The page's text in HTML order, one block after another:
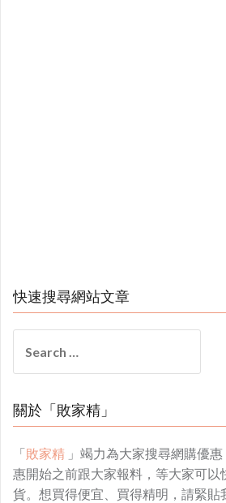
快速搜尋網站文章
for:
關於「敗家精」
「敗家精 」竭力為大家搜尋網購優
惠開始之前跟大家報料，等大家可以
貨。想買得便宜、買得精明，請緊貼